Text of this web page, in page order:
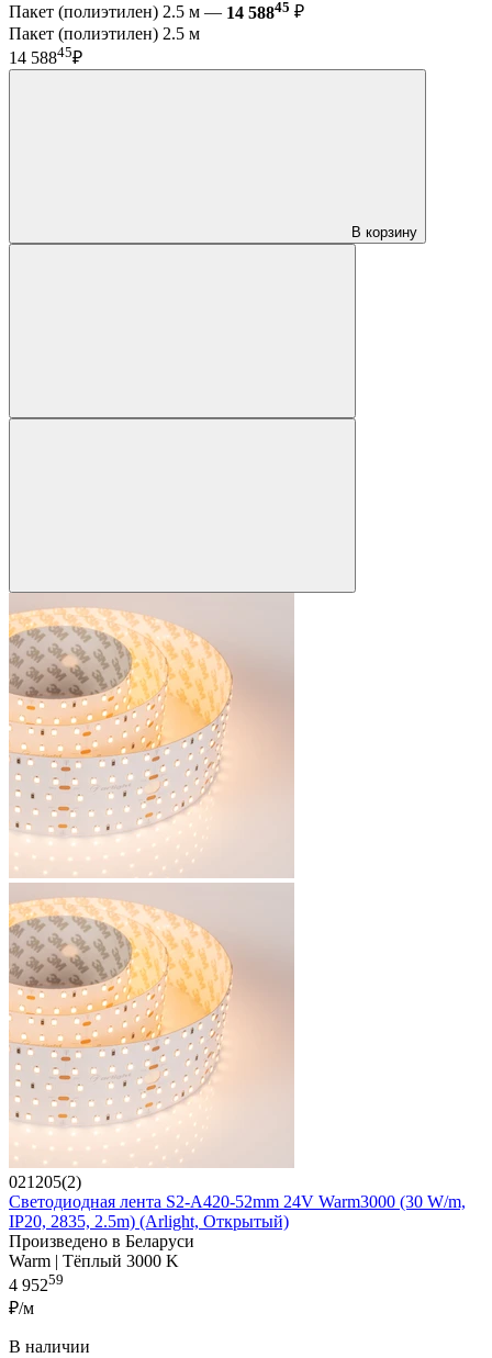
Пакет (полиэтилен) 2.5 м — 14 58845 ₽
Пакет (полиэтилен) 2.5 м
14 58845₽
В корзину
021205(2)
Светодиодная лента S2-A420-52mm 24V Warm3000 (30 W/m,
IP20, 2835, 2.5m) (Arlight, Открытый)
Произведено в Беларуси
Warm | Тёплый 3000 K
4 95259
₽/м
В наличии